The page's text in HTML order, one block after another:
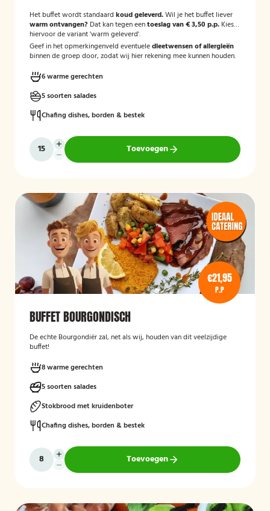
Het buffet wordt standaard koud geleverd.Wil je het buffet liever
warm ontvangen? Dat kan tegen eentoeslag van € 3,50 p.p. Kies
hiervoor de variant 'warm geleverd'.
Geef in het opmerkingenveld eventueledieetwensen of allergieën
binnen de groep door, zodat wij hier rekening mee kunnen houden.
6 warme gerechten
5 soorten salades
Chafing dishes, borden & bestek
Toevoegen
€21,95
P.P
BUFFET BOURGONDISCH
De echte Bourgondiër zal, net als wij, houden van dit veelzijdige
buffet!
8 warme gerechten
5 soorten salades
Stokbrood met kruidenboter
Chafing dishes, borden & bestek
Toevoegen